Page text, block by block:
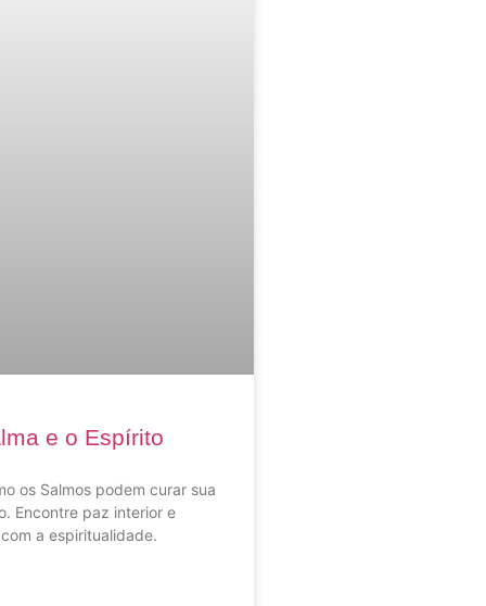
e o Espírito
os Salmos podem curar sua
Encontre paz interior e
a espiritualidade.